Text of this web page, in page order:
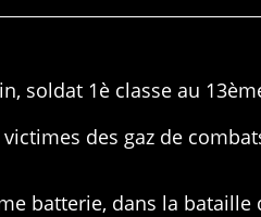
soldat 1è classe au
des gaz de
batterie, dans la bataille